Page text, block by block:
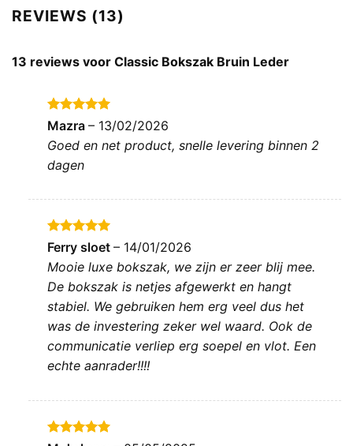
REVIEWS (13)
13 reviews voor Classic Bokszak Bruin Leder
Gewaardeerd
uit 5
Mazra – 13/02/2026
Goed en net product, snelle levering binnen 2
dagen
Gewaardeerd
uit 5
Ferry sloet – 14/01/2026
Mooie luxe bokszak, we zijn er zeer blij mee.
De bokszak is netjes afgewerkt en hangt
stabiel. We gebruiken hem erg veel dus het
was de investering zeker wel waard. Ook de
communicatie verliep erg soepel en vlot. Een
echte aanrader!!!!